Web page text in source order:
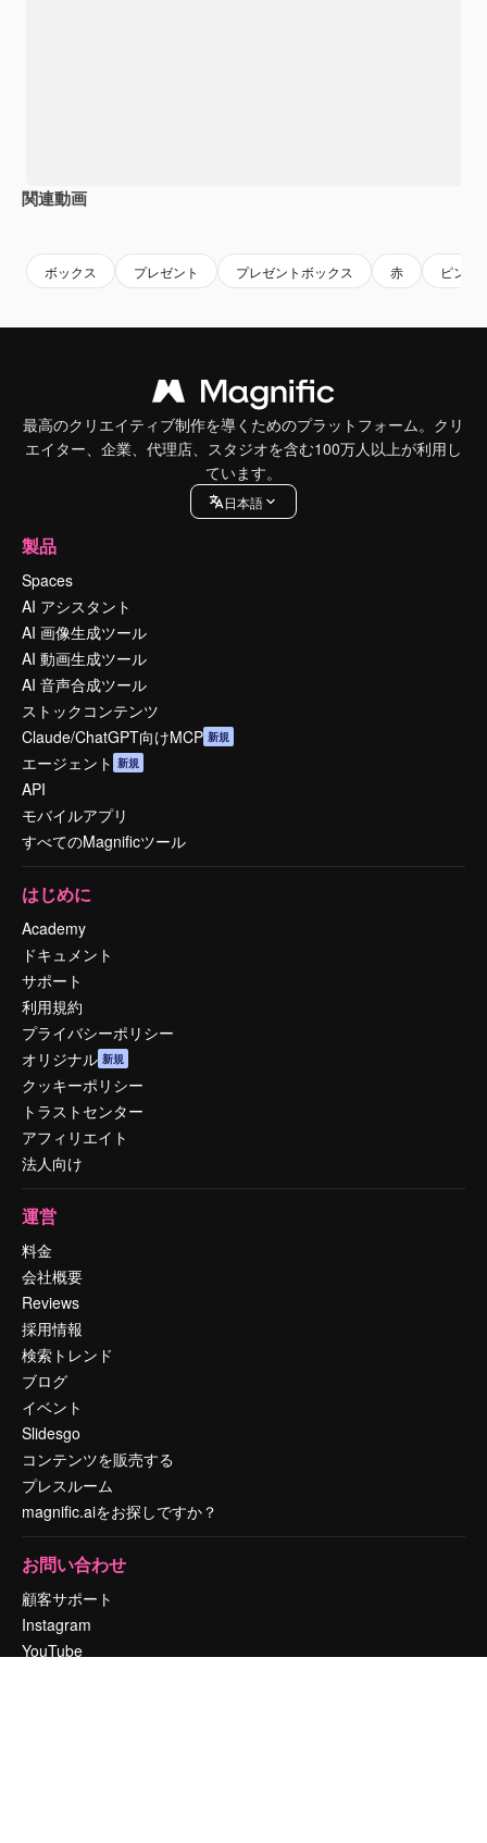
関連動画
ボックス プレゼント プレゼントボックス 赤 ピンク
最高のクリエイティブ制作を導くためのプラットフォーム。クリ
エイター、企業、代理店、スタジオを含む100万人以上が利用し
ています。
日本語
製品
Spaces
AI アシスタント
AI 画像生成ツール
AI 動画生成ツール
AI 音声合成ツール
ストックコンテンツ
Claude/ChatGPT向けMCP 新規
エージェント 新規
API
モバイルアプリ
すべてのMagnificツール
はじめに
Academy
ドキュメント
サポート
利用規約
プライバシーポリシー
オリジナル 新規
クッキーポリシー
トラストセンター
アフィリエイト
法人向け
運営
料金
会社概要
Reviews
採用情報
検索トレンド
ブログ
イベント
Slidesgo
コンテンツを販売する
プレスルーム
magnific.aiをお探しですか？
お問い合わせ
顧客サポート
Instagram
YouTube